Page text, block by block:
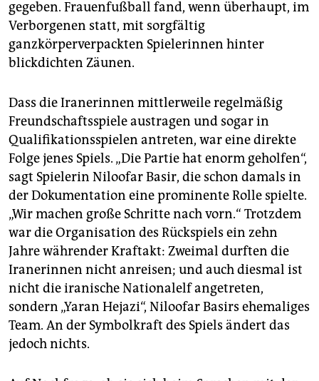
gegeben. Frauenfußball fand, wenn überhaupt, im
Verborgenen statt, mit sorgfältig
ganzkörperverpackten Spielerinnen hinter
blickdichten Zäunen.
Dass die Iranerinnen mittlerweile regelmäßig
Freundschaftsspiele austragen und sogar in
Qualifikationsspielen antreten, war eine direkte
Folge jenes Spiels. „Die Partie hat enorm geholfen“,
sagt Spielerin Niloofar Basir, die schon damals in
der Dokumentation eine prominente Rolle spielte.
„Wir machen große Schritte nach vorn.“ Trotzdem
war die Organisation des Rückspiels ein zehn
Jahre währender Kraftakt: Zweimal durften die
Iranerinnen nicht anreisen; und auch diesmal ist
nicht die iranische Nationalelf angetreten,
sondern „Yaran Hejazi“, Niloofar Basirs ehemaliges
Team. An der Symbolkraft des Spiels ändert das
jedoch nichts.